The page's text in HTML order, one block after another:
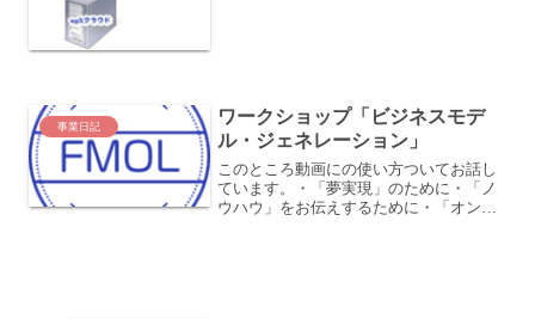
事業日記
ワークショップ「ビジネスモデ
ル・ジェネレーション」
このところ動画にの使い方ついてお話し
ています。・「夢実現」のために・「ノ
ウハウ」をお伝えするために・「オンラ